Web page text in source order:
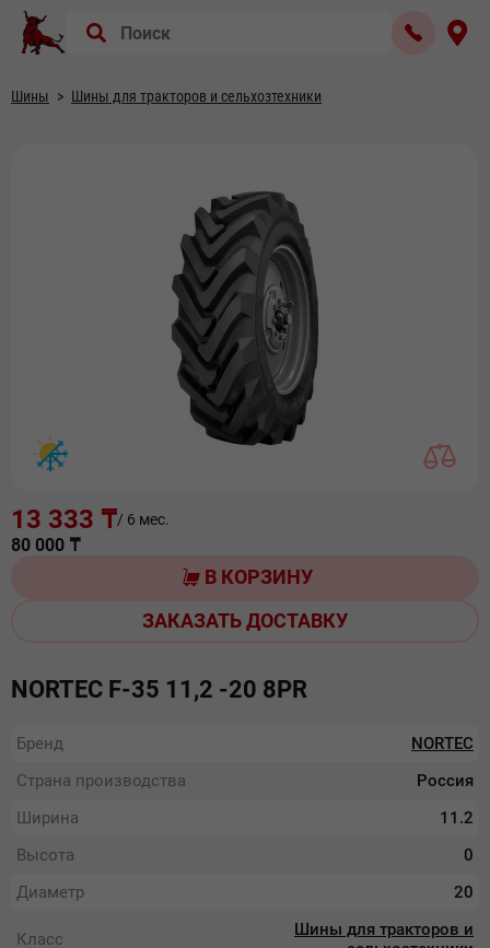
Шины Шины для тракторов и сельхозтехники
13 333 ₸/ 6 мес.
80 000 ₸
В КОРЗИНУ
ЗАКАЗАТЬ ДОСТАВКУ
NORTEC F-35 11,2 -20 8PR
Бренд
NORTEC
Страна производства
Россия
Ширина
11.2
Высота
0
Диаметр
20
Класс
Шины для тракторов и